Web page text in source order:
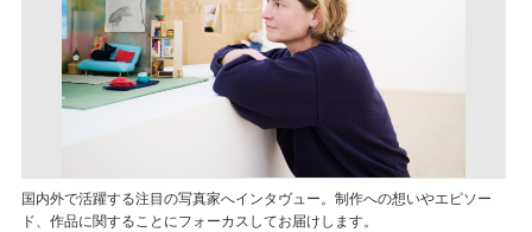
国内外で活躍する注目の写真家へインタヴュー。制作への想いやエピソー
ド、作品に関することにフォーカスしてお届けします。